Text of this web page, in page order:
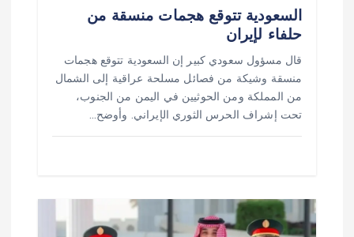
تالسعودية تتوقع هجمات منسقة من
حلفاء لإيران
قال مسؤول سعودي كبير إن السعودية تتوقع هجمات
منسقة وشيكة من فصائل مسلحة عراقية إلى الشمال
من المملكة ومن الحوثيين في اليمن من الجنوب،
تحت إشراف الحرس الثوري الإيراني. وأوضح…